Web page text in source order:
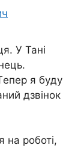
У Тані
я бyду
дзвінок
на роботі,